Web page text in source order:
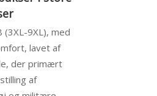
9XL), med
lavet af
der primært
af